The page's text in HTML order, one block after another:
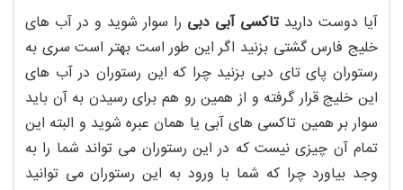
آیا دوست دارید تاکسی آبی دبی را سوار شوید و در آب های
خلیج فارس گشتی بزنید اگر این طور است بهتر است سری به
رستوران پای تای دبی بزنید چرا که این رستوران در آب های
این خلیج قرار گرفته و از همین رو هم برای رسیدن به آن باید
سوار بر همین تاکسی های آبی یا همان عبره شوید و البته این
تمام آن چیزی نیست که در این رستوران می تواند شما را به
وجد بیاورد چرا که شما با ورود به این رستوران می توانید